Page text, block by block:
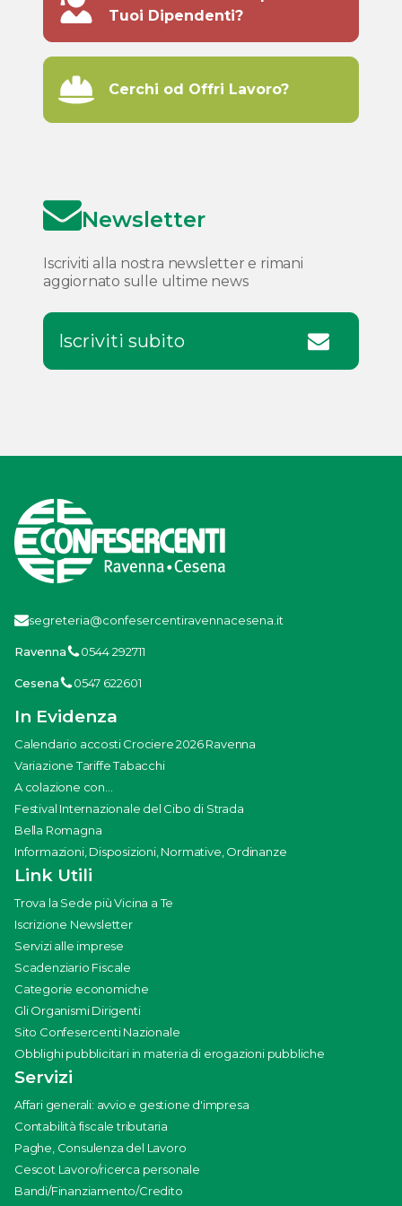
Tuoi Dipendenti?
Cerchi od Offri Lavoro?
Newsletter
Iscriviti alla nostra newsletter e rimani
aggiornato sulle ultime news
Iscriviti subito
segreteria@confesercentiravennacesena.it
Ravenna 0544 292711
Cesena 0547 622601
In Evidenza
Calendario accosti Crociere 2026 Ravenna
Variazione Tariffe Tabacchi
A colazione con...
Festival Internazionale del Cibo di Strada
Bella Romagna
Informazioni, Disposizioni, Normative, Ordinanze
Link Utili
Trova la Sede più Vicina a Te
Iscrizione Newsletter
Servizi alle imprese
Scadenziario Fiscale
Categorie economiche
Gli Organismi Dirigenti
Sito Confesercenti Nazionale
Obblighi pubblicitari in materia di erogazioni pubbliche
Servizi
Affari generali: avvio e gestione d'impresa
Contabilità fiscale tributaria
Paghe, Consulenza del Lavoro
Cescot Lavoro/ricerca personale
Bandi/Finanziamento/Credito